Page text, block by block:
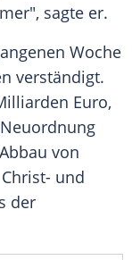
sagte er.
Woche
verständigt.
Euro,
von
und
der